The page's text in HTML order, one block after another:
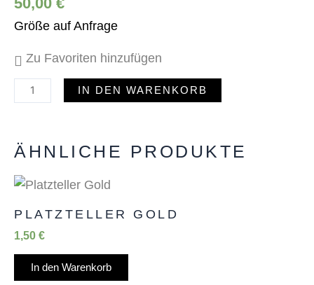
Größe auf Anfrage
Zu Favoriten hinzufügen
IN DEN WARENKORB
ÄHNLICHE PRODUKTE
PLATZTELLER GOLD
1,50 €
In den Warenkorb